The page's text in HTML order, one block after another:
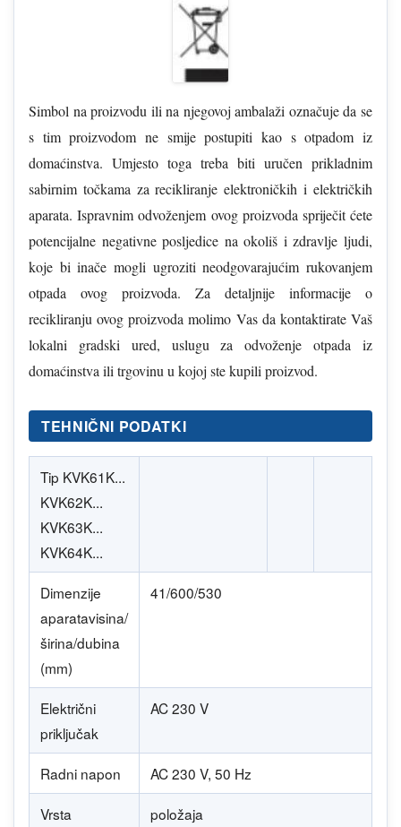
Simbol na proizvodu ili na njegovoj ambalaži označuje da se
s tim proizvodom ne smije postupiti kao s otpadom iz
domaćinstva. Umjesto toga treba biti uručen prikladnim
sabirnim točkama za recikliranje elektroničkih i električkih
aparata. Ispravnim odvoženjem ovog proizvoda spriječit ćete
potencijalne negativne posljedice na okoliš i zdravlje ljudi,
koje bi inače mogli ugroziti neodgovarajućim rukovanjem
otpada ovog proizvoda. Za detaljnije informacije o
recikliranju ovog proizvoda molimo Vas da kontaktirate Vaš
lokalni gradski ured, uslugu za odvoženje otpada iz
domaćinstva ili trgovinu u kojoj ste kupili proizvod.
TEHNIČNI PODATKI
Tip KVK61K...
KVK62K...
KVK63K...
KVK64K...
Dimenzije
aparatavisina/
širina/dubina
(mm)
41/600/530
Električni
priključak
AC 230 V
Radni napon AC 230 V, 50 Hz
Vrsta
položaja